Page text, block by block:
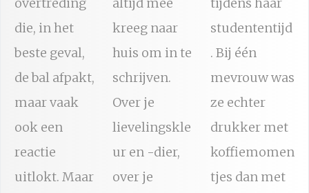
die, in het
beste geval,
de bal afpakt,
maar vaak
ook een
reactie
uitlokt. Maar
kreeg naar
huis om in te
schrijven.
Over je
lievelingskle
ur en -dier,
over je
studententijd
. Bij één
mevrouw was
ze echter
drukker met
koffiemomen
tjes dan met